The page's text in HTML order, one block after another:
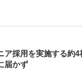
ア採用を実施する約
届かず